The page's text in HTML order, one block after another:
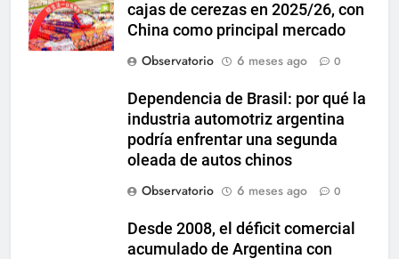
cajas de cerezas en 2025/26, con
China como principal mercado
Observatorio
6 meses ago 0
Dependencia de Brasil: por qué la
industria automotriz argentina
podría enfrentar una segunda
oleada de autos chinos
Observatorio
6 meses ago 0
Desde 2008, el déficit comercial
acumulado de Argentina con